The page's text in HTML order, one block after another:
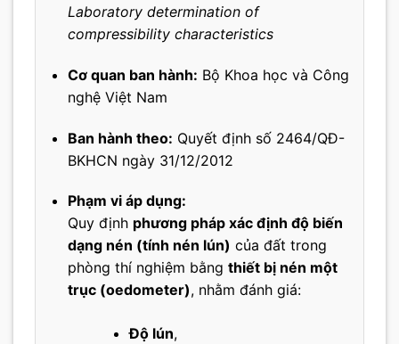
Laboratory determination of
compressibility characteristics
Cơ quan ban hành: Bộ Khoa học và Công
nghệ Việt Nam
Ban hành theo: Quyết định số 2464/QĐ-
BKHCN ngày 31/12/2012
Phạm vi áp dụng:
Quy định phương pháp xác định độ biến
dạng nén (tính nén lún) của đất trong
phòng thí nghiệm bằng thiết bị nén một
trục (oedometer), nhằm đánh giá:
Độ lún,